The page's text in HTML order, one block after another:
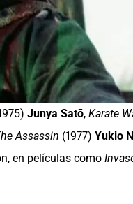
Junya Satō, Karate
Assassin (1977) Yukio
en películas como